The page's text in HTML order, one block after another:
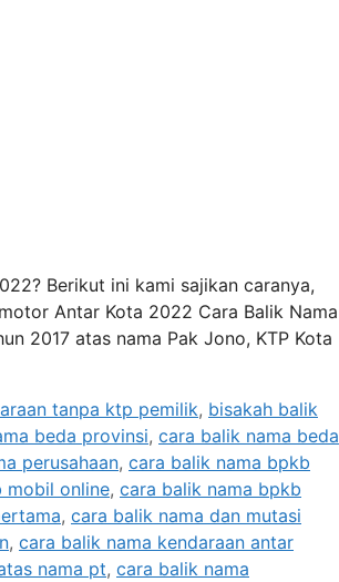
Berikut ini kami sajikan caranya,
Antar Kota 2022 Cara Balik Nama
2017 atas nama Pak Jono, KTP Kota
tanpa ktp pemilik, bisakah balik
beda provinsi, cara balik nama beda
perusahaan, cara balik nama bpkb
mobil online, cara balik nama bpkb
, cara balik nama dan mutasi
, cara balik nama kendaraan antar
nama pt, cara balik nama